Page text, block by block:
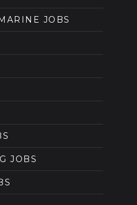
JOBS
JOBS